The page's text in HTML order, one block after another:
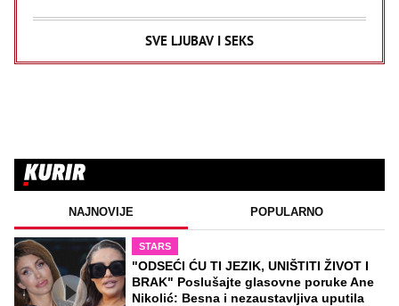
SVE LJUBAV I SEKS
NAJNOVIJE POPULARNO
STARS
"ODSEĆI ĆU TI JEZIK, UNIŠTITI ŽIVOT I
BRAK" Poslušajte glasovne poruke Ane
Nikolić: Besna i nezaustavljiva uputila